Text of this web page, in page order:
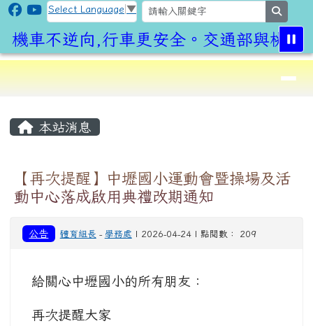
跳至主內容區
CLPS Site
Select Language ▼
機車不逆向,行車更安全。交通部與桃園
⏸
導覽列
本站消息
【再次提醒】中壢國小運動會暨操場及活
動中心落成啟用典禮改期通知
公告 體育組長 - 學務處 | 2026-04-24 | 點閱數： 209
給關心中壢國小的所有朋友：
再次提醒大家